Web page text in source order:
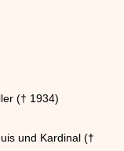
(† 1934)
und Kardinal (†